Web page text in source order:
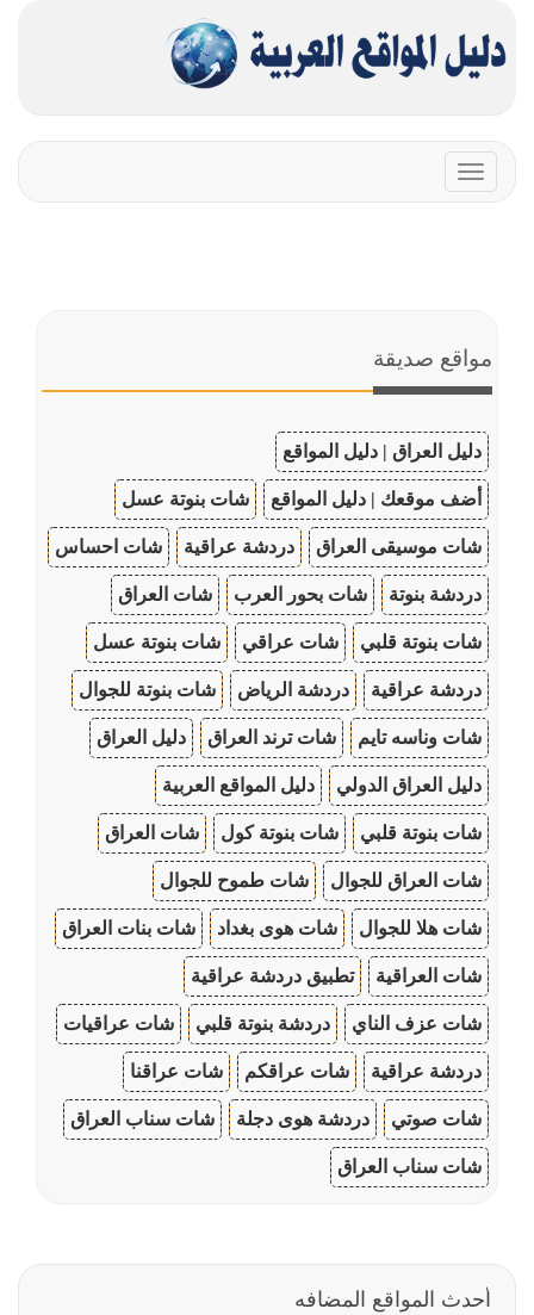
Toggle
navigation
مواقع صديقة
دليل العراق | دليل المواقع
أضف موقعك | دليل المواقع شات بنوتة عسل
شات موسيقى العراق دردشة عراقية شات احساس
دردشة بنوتة شات بحور العرب شات العراق
شات بنوتة قلبي شات عراقي شات بنوتة عسل
دردشة عراقية دردشة الرياض شات بنوتة للجوال
شات وناسه تايم شات ترند العراق دليل العراق
دليل العراق الدولي دليل المواقع العربية
شات بنوتة قلبي شات بنوتة كول شات العراق
شات العراق للجوال شات طموح للجوال
شات هلا للجوال شات هوى بغداد شات بنات العراق
شات العراقية تطبيق دردشة عراقية
شات عزف الناي دردشة بنوتة قلبي شات عراقيات
دردشة عراقية شات عراقكم شات عراقنا
شات صوتي دردشة هوى دجلة شات سناب العراق
شات سناب العراق
أحدث المواقع المضافه